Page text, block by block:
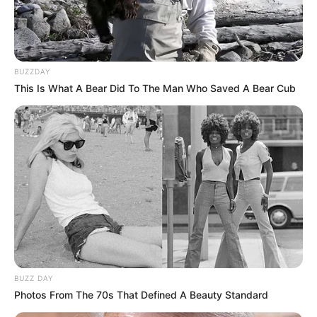
akiknek a 40 év nem elméleti szám, hanem
kőkemény életút.
Ők nem kedvezményt kérnek, hanem elismerést.
Azt, hogy a társadalom vegye komolyan: aki négy
évtizeden át dolgozott, az már letett valamit az
asztalra.
A Tisza nagy nyugdíjpróbája jöhet
Magyar Péteréknek most nagyon nehéz feladatuk
van. Egyszerre kell emberséges nyugdíjpolitikát
építeniük, helyreállítaniuk a költségvetési
egyensúlyt, és úgy hazahozniuk az uniós
BUZZDAY
This Is What A Bear Did To The Man Who Saved A Bear Cub
BUZZ DAY
Photos From The 70s That Defined A Beauty Standard